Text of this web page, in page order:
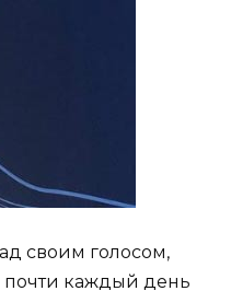
своим голосом,
почти каждый день